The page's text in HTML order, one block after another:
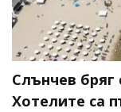
Слънчев бряг
Хотелите са